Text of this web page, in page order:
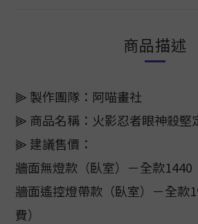
商品描述
⫸ 製作團隊：阿喵畫社
⫸ 商品名稱：火影忍者眼神殺堅
⫸ 建議售價：
牆面無燈款（臥室）－全款1440
牆面遙控燈帶款（臥室）－全款
費）